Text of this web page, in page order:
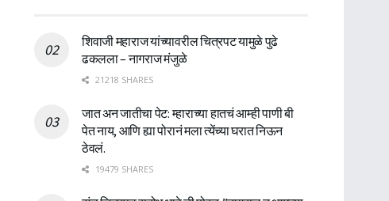
शिवाजी महाराज यांच्यावरील चित्रपट यामुळे पुढे
ढकलला – नागराज मंजुळे
21218 SHARES
जात अन जातीचा पेट: म्हाराच्या हातचं आम्ही पाणी बी
पेत नाय, आणि ह्या पोरानं मला त्येंच्या घरात निऊन
ठेवलं.
19479 SHARES